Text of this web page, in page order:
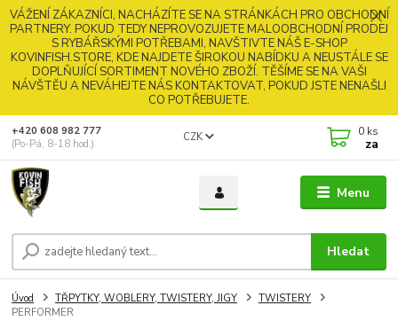
VÁŽENÍ ZÁKAZNÍCI, NACHÁZÍTE SE NA STRÁNKÁCH PRO OBCHODNÍ
PARTNERY. POKUD TEDY NEPROVOZUJETE MALOOBCHODNÍ PRODEJ
S RYBÁŘSKÝMI POTŘEBAMI, NAVŠTIVTE NÁŠ E-SHOP
KOVINFISH.STORE, KDE NAJDETE ŠIROKOU NABÍDKU A NEUSTÁLE SE
DOPLŇUJÍCÍ SORTIMENT NOVÉHO ZBOŽÍ. TĚŠÍME SE NA VAŠI
NÁVŠTĚU A NEVÁHEJTE NÁS KONTAKTOVAT, POKUD JSTE NENAŠLI
CO POTŘEBUJETE.
Menu
CZK
Hledat
+420 608 982 777
(Po-Pá, 8-18 hod.)
0 ks
za
Úvod TŘPYTKY, WOBLERY, TWISTERY, JIGY
TWISTERY
PERFORMER